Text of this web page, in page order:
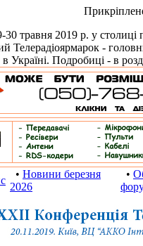
травня 2019 р. у столиці
Телерадіоярмарок -
в Україні. Подробиці - в
• Новини березня
2026
•